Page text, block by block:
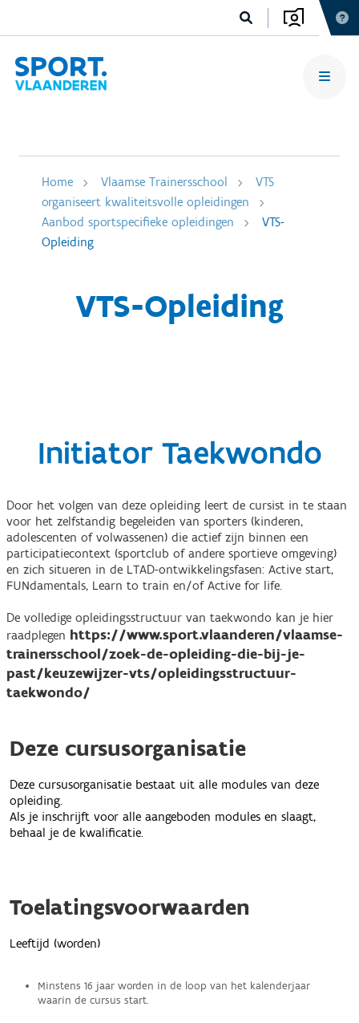
Home Vlaamse Trainersschool
VTS
organiseert kwaliteitsvolle opleidingen
Aanbod sportspecifieke opleidingen
VTS-
Opleiding
VTS-Opleiding